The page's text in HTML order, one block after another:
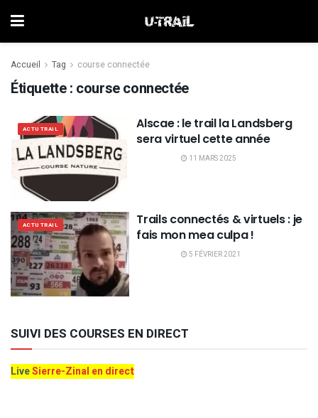
Accueil Tag course connectée
Étiquette : course connectée
ACTU TRAIL
Alscae : le trail la Landsberg
sera virtuel cette année
11 MARS 2025
ACTU TRAIL
Trails connectés & virtuels : je
fais mon mea culpa !
5 FÉVRIER 2021
SUIVI DES COURSES EN DIRECT
LiveSierre-Zinal en direct